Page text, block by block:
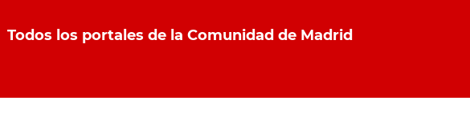
Todos los portales de la Comunidad de Madrid